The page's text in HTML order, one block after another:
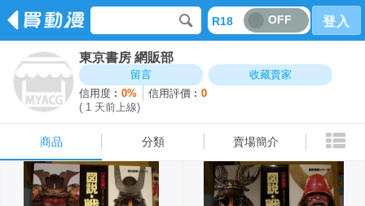
R18 OFF 登入
東京書房 網販部
留言
收藏賣家
信用度︰0% 信用評價︰0
( 1 天前上線)
商品 分類 賣場簡介
商品 分類